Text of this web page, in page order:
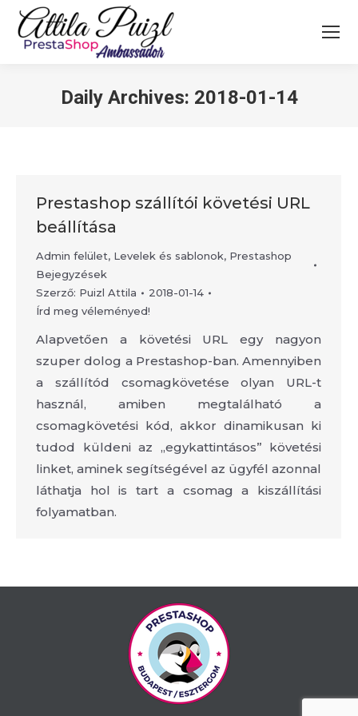
Search:
Daily Archives: 2018-01-14
Prestashop szállítói követési URL
beállítása
Admin felület, Levelek és sablonok, Prestashop
Bejegyzések
Szerző: Puizl Attila
2018-01-14
Írd meg véleményed!
Alapvetően a követési URL egy nagyon
szuper dolog a Prestashop-ban. Amennyiben
a szállítód csomagkövetése olyan URL-t
használ, amiben megtalálható a
csomagkövetési kód, akkor dinamikusan ki
tudod küldeni az „egykattintásos” követési
linket, aminek segítségével az ügyfél azonnal
láthatja hol is tart a csomag a kiszállítási
folyamatban.